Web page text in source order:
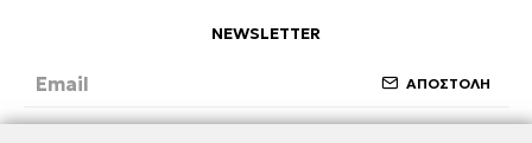
NEWSLETTER
ΑΠΟΣΤΟΛΗ